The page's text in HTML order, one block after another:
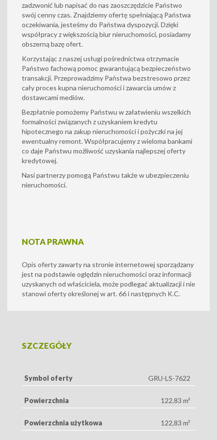
zadzwonić lub napisać do nas zaoszczędzicie Państwo
swój cenny czas. Znajdziemy ofertę spełniającą Państwa
oczekiwania, jesteśmy do Państwa dyspozycji. Dzięki
współpracy z większością biur nieruchomości, posiadamy
obszerną bazę ofert.
Korzystając z naszej usługi pośrednictwa otrzymacie
Państwo fachową pomoc gwarantującą bezpieczeństwo
transakcji. Przeprowadzimy Państwa bezstresowo przez
cały proces kupna nieruchomości i zawarcia umów z
dostawcami mediów.
Bezpłatnie pomożemy Państwu w załatwieniu wszelkich
formalności związanych z uzyskaniem kredytu
hipotecznego na zakup nieruchomości i pożyczki na jej
ewentualny remont. Współpracujemy z wieloma bankami
co daje Państwu możliwość uzyskania najlepszej oferty
kredytowej.
Nasi partnerzy pomogą Państwu także w ubezpieczeniu
nieruchomości.
NOTA PRAWNA
Opis oferty zawarty na stronie internetowej sporządzany
jest na podstawie oględzin nieruchomości oraz informacji
uzyskanych od właściciela, może podlegać aktualizacji i nie
stanowi oferty określonej w art. 66 i następnych K.C.
SZCZEGÓŁY
Symbol oferty GRU-LS-7622
Powierzchnia 122,83 m²
Powierzchnia użytkowa 122,83 m²